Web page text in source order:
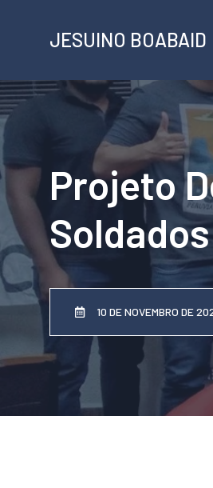
o
conteúdo
JESUINO BOABAID
Projeto
10 DE NOVEMBRO DE